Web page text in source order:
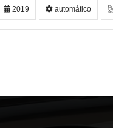
2019 automático